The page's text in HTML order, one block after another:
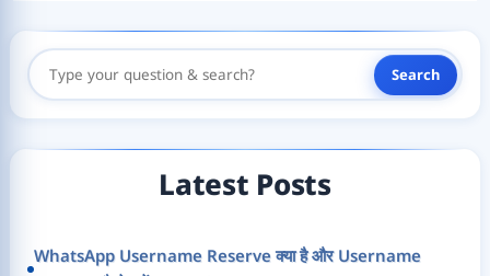
Search
Search
Latest Posts
WhatsApp Username Reserve क्या है और Username